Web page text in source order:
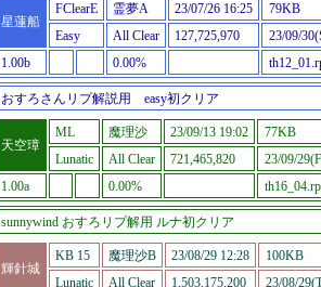
星蓮船
FClearE 霊夢A 23/07/26 16:25
79KB
Easy
All Clear 127,725,970
23/09/
1.00b
0.00%
おすろさんリプ解説用 easy初クリア
天空璋
ML 魔理沙 23/09/13 19:02
77KB
Lunatic
All Clear 721,465,820
23/09/
1.00a
0.00%
sunnywind おすろリプ解用 ルナ初クリア
輝針城
KB 15 魔理沙B 23/08/29 12:28
100KB
Lunatic
All Clear 1,503,175,200 23/08/